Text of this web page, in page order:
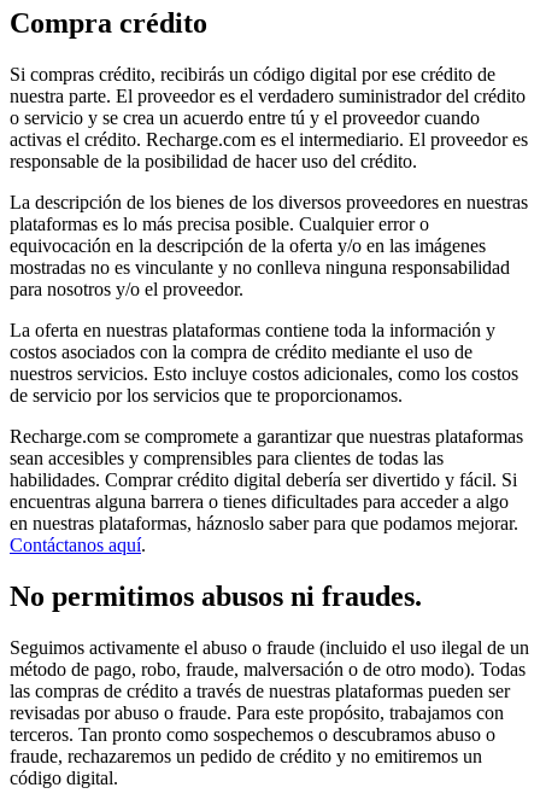
Compra crédito
Si compras crédito, recibirás un código digital por ese crédito de
nuestra parte. El proveedor es el verdadero suministrador del crédito
o servicio y se crea un acuerdo entre tú y el proveedor cuando
activas el crédito. Recharge.com es el intermediario. El proveedor es
responsable de la posibilidad de hacer uso del crédito.
La descripción de los bienes de los diversos proveedores en nuestras
plataformas es lo más precisa posible. Cualquier error o
equivocación en la descripción de la oferta y/o en las imágenes
mostradas no es vinculante y no conlleva ninguna responsabilidad
para nosotros y/o el proveedor.
La oferta en nuestras plataformas contiene toda la información y
costos asociados con la compra de crédito mediante el uso de
nuestros servicios. Esto incluye costos adicionales, como los costos
de servicio por los servicios que te proporcionamos.
Recharge.com se compromete a garantizar que nuestras plataformas
sean accesibles y comprensibles para clientes de todas las
habilidades. Comprar crédito digital debería ser divertido y fácil. Si
encuentras alguna barrera o tienes dificultades para acceder a algo
en nuestras plataformas, háznoslo saber para que podamos mejorar.
Contáctanos aquí.
No permitimos abusos ni fraudes.
Seguimos activamente el abuso o fraude (incluido el uso ilegal de un
método de pago, robo, fraude, malversación o de otro modo). Todas
las compras de crédito a través de nuestras plataformas pueden ser
revisadas por abuso o fraude. Para este propósito, trabajamos con
terceros. Tan pronto como sospechemos o descubramos abuso o
fraude, rechazaremos un pedido de crédito y no emitiremos un
código digital.